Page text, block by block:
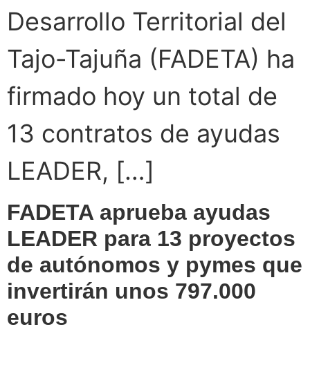
Desarrollo Territorial del
Tajo-Tajuña (FADETA) ha
firmado hoy un total de
13 contratos de ayudas
LEADER, […]
FADETA aprueba ayudas
LEADER para 13 proyectos
de autónomos y pymes que
invertirán unos 797.000
euros